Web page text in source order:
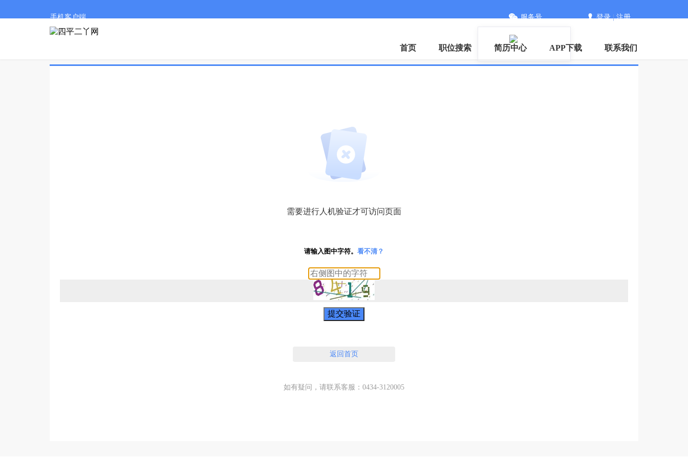
手机客户端 服务号 登录|注册
首页 职位搜索 简历中心 APP下载 联系我们
需要进行人机验证才可访问页面
请输入图中字符。 看不清？
提交验证
返回首页
如有疑问，请联系客服：0434-3120005